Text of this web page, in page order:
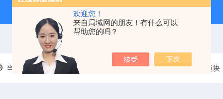
欢迎您！
来自局域网的朋友！有什么可以
帮助您的吗？
当前位置：首页 产品中心 分立半导体模块 整流桥模块